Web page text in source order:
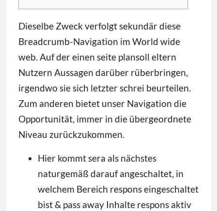
Dieselbe Zweck verfolgt sekundär diese
Breadcrumb-Navigation im World wide
web. Auf der einen seite plansoll eltern
Nutzern Aussagen darüber rüberbringen,
irgendwo sie sich letzter schrei beurteilen.
Zum anderen bietet unser Navigation die
Opportunität, immer in die übergeordnete
Niveau zurückzukommen.
Hier kommt sera als nächstes
naturgemäß darauf angeschaltet, in
welchem Bereich respons eingeschaltet
bist & pass away Inhalte respons aktiv